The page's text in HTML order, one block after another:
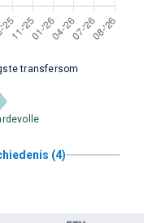
transfersom
(4)